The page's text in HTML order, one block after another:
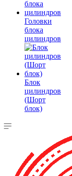
Головки
блока
цилиндров
Блок
цилиндров
(Шорт
блок)